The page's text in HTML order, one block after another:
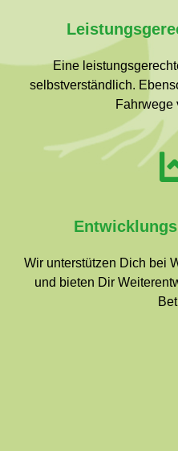
Eine
selbstverständlich.
Fahrwege
Wir unterstützen Dich bei
und bieten Dir